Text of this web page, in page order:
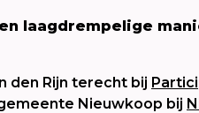
laagdrempelige
den Rijn terecht bij
Nieuwkoop bij